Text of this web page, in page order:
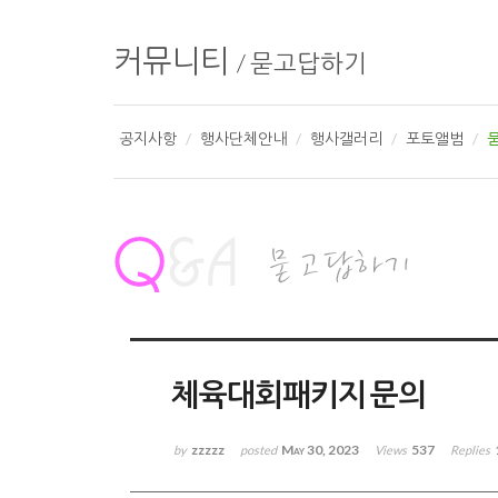
커뮤니티 /묻고답하기
공지사항 행사단체안내 행사갤러리 포토앨범
체육대회패키지 문의
by zzzzz posted May 30, 2023 Views 537 Replies